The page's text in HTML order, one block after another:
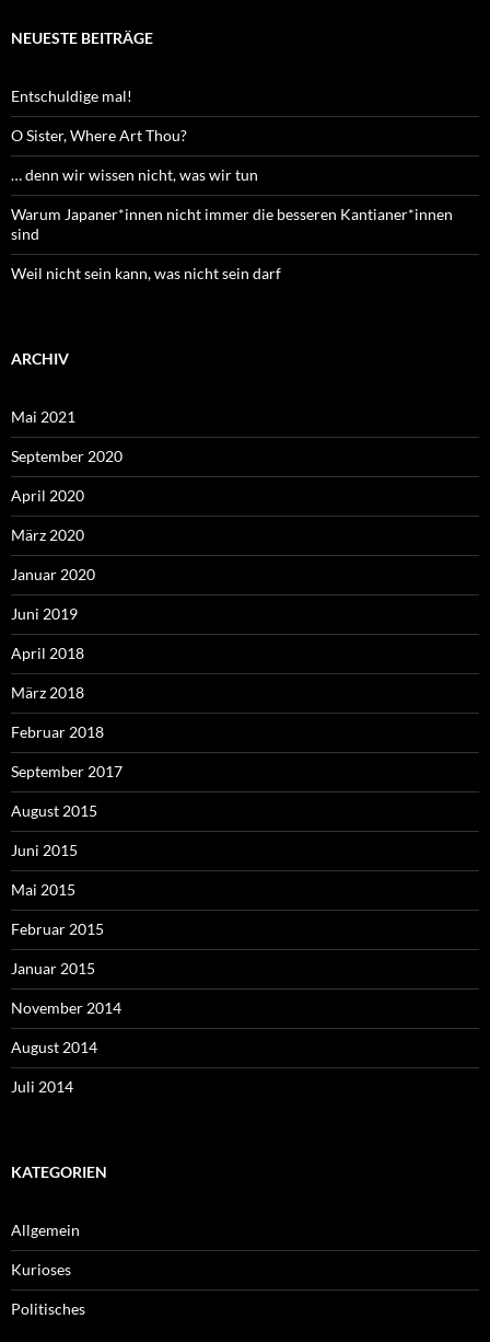
NEUESTE BEITRÄGE
Entschuldige mal!
O Sister, Where Art Thou?
… denn wir wissen nicht, was wir tun
Warum Japaner*innen nicht immer die besseren Kantianer*innen
sind
Weil nicht sein kann, was nicht sein darf
ARCHIV
Mai 2021
September 2020
April 2020
März 2020
Januar 2020
Juni 2019
April 2018
März 2018
Februar 2018
September 2017
August 2015
Juni 2015
Mai 2015
Februar 2015
Januar 2015
November 2014
August 2014
Juli 2014
KATEGORIEN
Allgemein
Kurioses
Politisches